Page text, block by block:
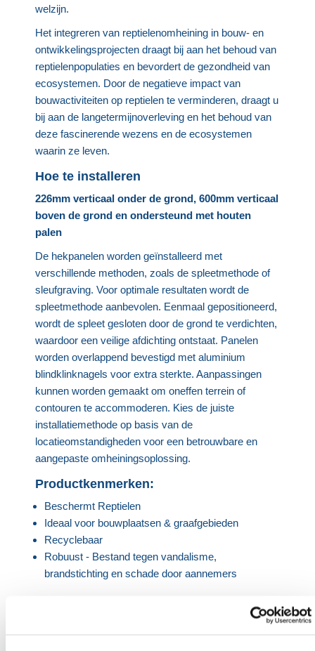
welzijn.
Het integreren van reptielenomheining in bouw- en
ontwikkelingsprojecten draagt bij aan het behoud van
reptielenpopulaties en bevordert de gezondheid van
ecosystemen. Door de negatieve impact van
bouwactiviteiten op reptielen te verminderen, draagt u
bij aan de langetermijnoverleving en het behoud van
deze fascinerende wezens en de ecosystemen
waarin ze leven.
Hoe te installeren
226mm verticaal onder de grond, 600mm verticaal
boven de grond en ondersteund met houten
palen
De hekpanelen worden geïnstalleerd met
verschillende methoden, zoals de spleetmethode of
sleufgraving. Voor optimale resultaten wordt de
spleetmethode aanbevolen. Eenmaal gepositioneerd,
wordt de spleet gesloten door de grond te verdichten,
waardoor een veilige afdichting ontstaat. Panelen
worden overlappend bevestigd met aluminium
blindklinknagels voor extra sterkte. Aanpassingen
kunnen worden gemaakt om oneffen terrein of
contouren te accommoderen. Kies de juiste
installatiemethode op basis van de
locatieomstandigheden voor een betrouwbare en
aangepaste omheiningsoplossing.
Productkenmerken:
Beschermt Reptielen
Ideaal voor bouwplaatsen & graafgebieden
Recyclebaar
Robuust - Bestand tegen vandalisme,
brandstichting en schade door aannemers